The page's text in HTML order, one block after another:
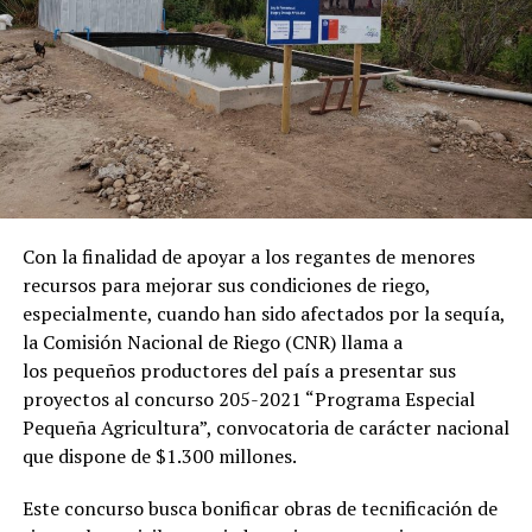
Con la finalidad de apoyar a los regantes de menores
recursos para mejorar sus condiciones de riego,
especialmente, cuando han sido afectados por la sequía,
la Comisión Nacional de Riego (CNR) llama a
los pequeños productores del país a presentar sus
proyectos al concurso 205-2021 “Programa Especial
Pequeña Agricultura”, convocatoria de carácter nacional
que dispone de $1.300 millones.
Este concurso busca bonificar obras de tecnificación de